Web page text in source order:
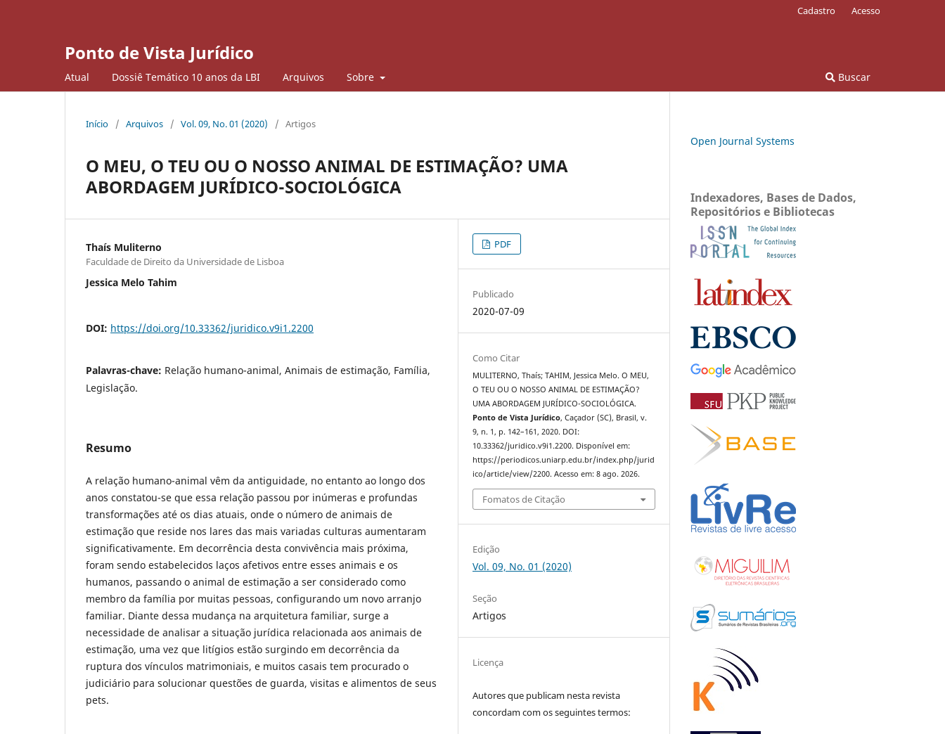
Ponto de Vista Jurídico
Atual Dossiê Temático 10 anos da LBI Arquivos Sobre Buscar
Cadastro Acesso
Início / Arquivos / Vol. 09, No. 01 (2020) / Artigos
O MEU, O TEU OU O NOSSO ANIMAL DE ESTIMAÇÃO? UMA
ABORDAGEM JURÍDICO-SOCIOLÓGICA
Thaís Muliterno
Faculdade de Direito da Universidade de Lisboa
Jessica Melo Tahim
DOI: https://doi.org/10.33362/juridico.v9i1.2200
Palavras-chave: Relação humano-animal, Animais de estimação, Família,
Legislação.
Resumo
A relação humano-animal vêm da antiguidade, no entanto ao longo dos
anos constatou-se que essa relação passou por inúmeras e profundas
transformações até os dias atuais, onde o número de animais de
estimação que reside nos lares das mais variadas culturas aumentaram
significativamente. Em decorrência desta convivência mais próxima,
foram sendo estabelecidos laços afetivos entre esses animais e os
humanos, passando o animal de estimação a ser considerado como
membro da família por muitas pessoas, configurando um novo arranjo
familiar. Diante dessa mudança na arquitetura familiar, surge a
necessidade de analisar a situação jurídica relacionada aos animais de
estimação, uma vez que litígios estão surgindo em decorrência da
ruptura dos vínculos matrimoniais, e muitos casais tem procurado o
judiciário para solucionar questões de guarda, visitas e alimentos de seus
pets.
PDF
Publicado
2020-07-09
Como Citar
MULITERNO, Thaís; TAHIM, Jessica Melo. O MEU,
O TEU OU O NOSSO ANIMAL DE ESTIMAÇÃO?
UMA ABORDAGEM JURÍDICO-SOCIOLÓGICA.
Ponto de Vista Jurídico, Caçador (SC), Brasil, v.
9, n. 1, p. 142–161, 2020. DOI:
10.33362/juridico.v9i1.2200. Disponível em:
https://periodicos.uniarp.edu.br/index.php/jurid
ico/article/view/2200. Acesso em: 8 ago. 2026.
Fomatos de Citação
Edição
Vol. 09, No. 01 (2020)
Seção
Artigos
Licença
Autores que publicam nesta revista
concordam com os seguintes termos:
Open Journal Systems
Indexadores, Bases de Dados,
Repositórios e Bibliotecas